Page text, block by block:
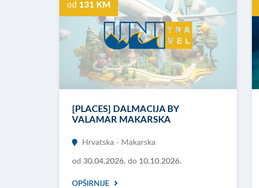
od 131 KM
[PLACES] DALMACIJA BY
VALAMAR MAKARSKA
Hrvatska - Makarska
od 30.04.2026. do 10.10.2026.
OPŠIRNIJE